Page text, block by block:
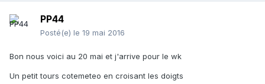
PP44
Posté(e) le 19 mai 2016
Bon nous voici au 20 mai et j'arrive pour le wk
Un petit tours cotemeteo en croisant les doigts